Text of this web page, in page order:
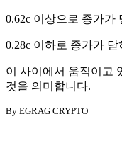
0.62c 이상으로 종가가
0.28c 이하로 종가가
이 사이에서 움직이고
것을 의미합니다.
By EGRAG CRYPTO